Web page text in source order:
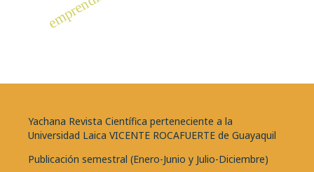
Yachana Revista Científica perteneciente a la
Universidad Laica VICENTE ROCAFUERTE de Guayaquil
Publicación semestral (Enero-Junio y Julio-Diciembre)